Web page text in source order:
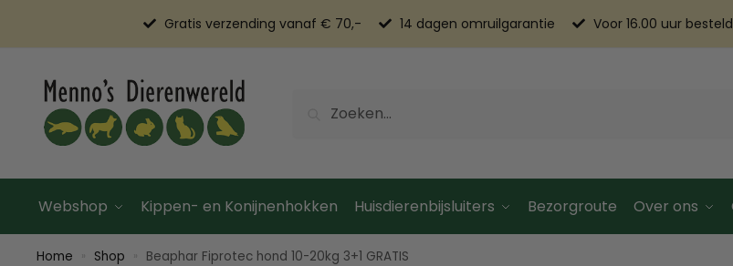
Gratis verzending vanaf € 70,- 14 dagen omruilgarantie Voor 16.00 uur
Webshop Kippen- en Konijnenhokken Huisdierenbijsluiters Bezorgroute Over ons
Home Shop Beaphar Fiprotec hond 10-20kg 3+1 GRATIS